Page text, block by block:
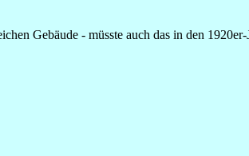
Gebäude - müsste auch das in den